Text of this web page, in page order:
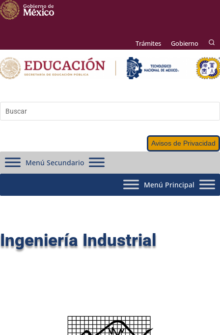
Trámites Gobierno
Avisos de Privacidad
Menú Secundario
Menú Principal
Ingeniería Industrial